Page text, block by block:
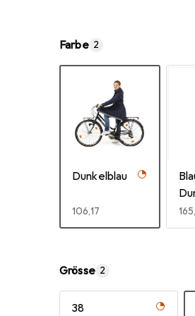
Farbe 2
Dunkelblau
EUR
106,17
Grösse 2
38